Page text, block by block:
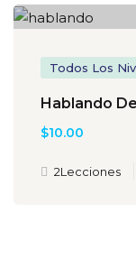
Todos Los
Hablando
$10.00
2Lecciones